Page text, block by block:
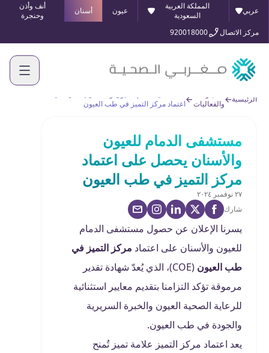
عربي
المملكة العربية
السعودية
عيون أسنان
أنف وأذن
وحنجرة
مركز الاتصال
920018000
الرئيسية
والفعاليات
اعتماد مركز التميز في طب العيون
مستشفى الدمام للعيون
والأسنان يحصل على اعتماد
مركز التميز في طب العيون
٢٧ نوفمبر ٢٠٢٤
شارك
يسرنا الإعلان عن حصول مستشفى الدمام
للعيون والأسنان على اعتماد مركز التميز في
طب العيون (COE)، الذي يُعدّ شهادة تقدير
مرموقة تؤكد التزامنا بتقديم معايير استثنائية
للرعاية الصحية العيون والخبرة السريرية
والجودة في طب العيون.
يعد اعتماد مركز التميز علامة تميز تُمنح